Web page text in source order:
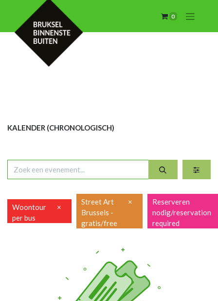
0
KALENDER (CHRONOLOGISCH)
Woontour
per bus
×
Street Art
Brussels -
gratis/free
×
Reserveren
nodig/reservation
required